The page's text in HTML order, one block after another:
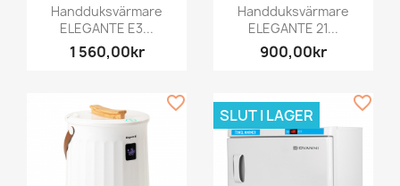
Handduksvärmare
ELEGANTE E3...
1 560,00kr
Handduksvärmare
ELEGANTE 21...
900,00kr
favorite_border
SLUT I LAGER
favorite_border